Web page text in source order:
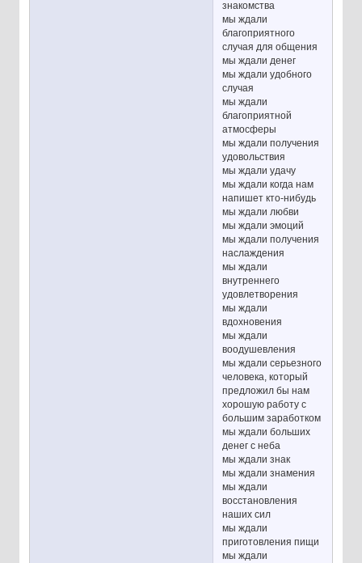
знакомства
мы ждали
благоприятного
случая для общения
мы ждали денег
мы ждали удобного
случая
мы ждали
благоприятной
атмосферы
мы ждали получения
удовольствия
мы ждали удачу
мы ждали когда нам
напишет кто-нибудь
мы ждали любви
мы ждали эмоций
мы ждали получения
наслаждения
мы ждали
внутреннего
удовлетворения
мы ждали
вдохновения
мы ждали
воодушевления
мы ждали серьезного
человека, который
предложил бы нам
хорошую работу с
большим заработком
мы ждали больших
денег с неба
мы ждали знак
мы ждали знамения
мы ждали
восстановления
наших сил
мы ждали
приготовления пищи
мы ждали